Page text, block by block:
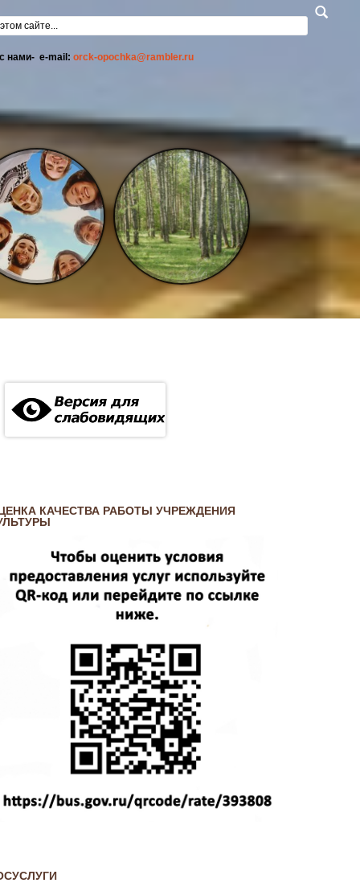
поиска
нами- e-mail: orck-opochka@rambler.ru
КАЧЕСТВА РАБОТЫ УЧРЕЖДЕНИЯ